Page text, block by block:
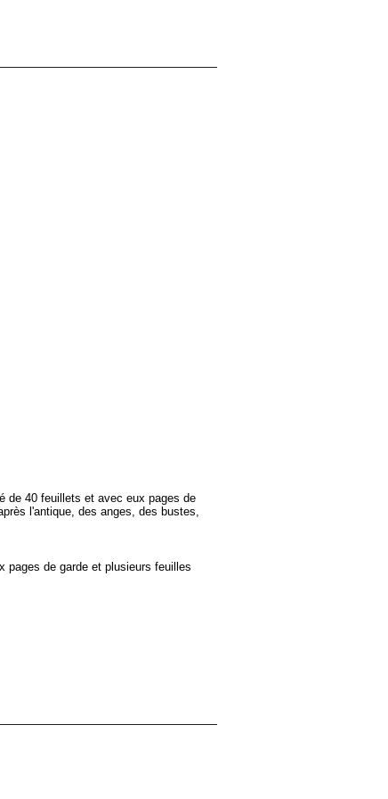
de 40 feuillets et avec eux pages de
l'antique, des anges, des bustes,
pages de garde et plusieurs feuilles